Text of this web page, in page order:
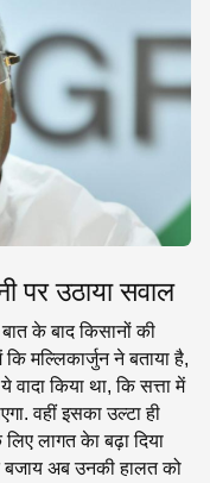
पर उठाया सवाल
के बाद किसानों की
मल्लिकार्जुन ने बताया है,
किया था, कि सत्ता में
वहीं इसका उल्टा ही
लागत केा बढ़ा दिया
बजाय अब उनकी हालत को